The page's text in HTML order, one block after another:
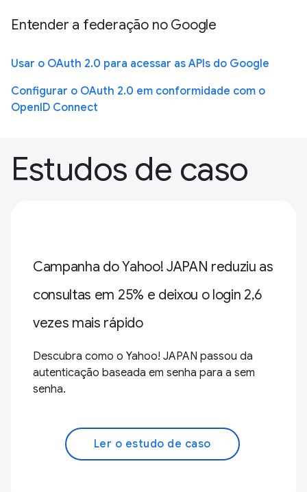
Entender a federação no Google
Usar o OAuth 2.0 para acessar as APIs do Google
Configurar o OAuth 2.0 em conformidade com o
OpenID Connect
Estudos de caso
Campanha do Yahoo! JAPAN reduziu as
consultas em 25% e deixou o login 2,6
vezes mais rápido
Descubra como o Yahoo! JAPAN passou da
autenticação baseada em senha para a sem
senha.
Ler o estudo de caso